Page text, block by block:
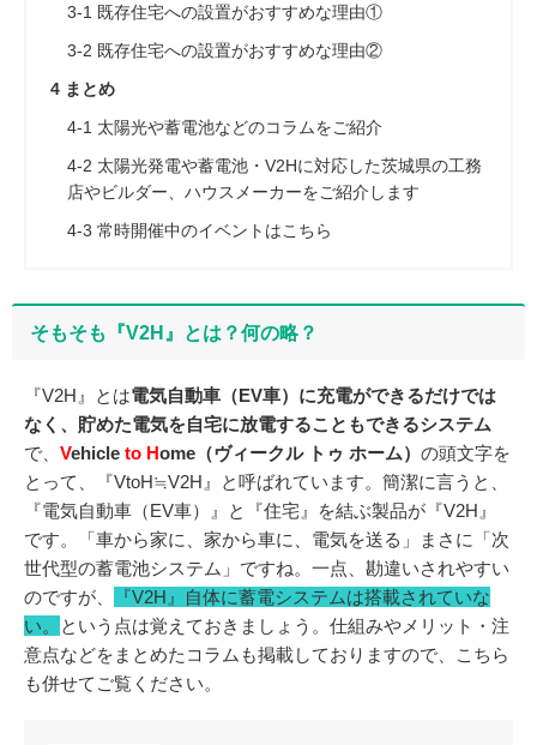
3-1 既存住宅への設置がおすすめな理由①
3-2 既存住宅への設置がおすすめな理由②
4 まとめ
4-1 太陽光や蓄電池などのコラムをご紹介
4-2 太陽光発電や蓄電池・V2Hに対応した茨城県の工務
店やビルダー、ハウスメーカーをご紹介します
4-3 常時開催中のイベントはこちら
そもそも『V2H』とは？何の略？
『V2H』とは電気自動車（EV車）に充電ができるだけでは
なく、貯めた電気を自宅に放電することもできるシステム
で、 Vehicle to Home（ヴィークル トゥ ホーム） の頭文字を
とって、『VtoH≒V2H』と呼ばれています。簡潔に言うと、
『電気自動車（EV車）』と『住宅』を結ぶ製品が『V2H』
です。「車から家に、家から車に、電気を送る」まさに「次
世代型の蓄電池システム」ですね。一点、勘違いされやすい
のですが、
『V2H』自体に蓄電システムは搭載されていな
い。
という点は覚えておきましょう。仕組みやメリット・注
意点などをまとめたコラムも掲載しておりますので、こちら
も併せてご覧ください。